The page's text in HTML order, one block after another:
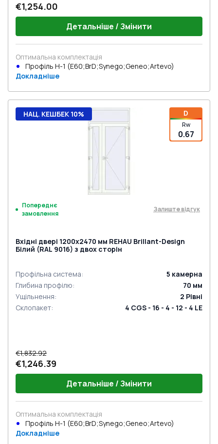
€1,254.00
Детальніше / Змінити
Оптимальна комплектація
Профіль Н-1 (E60;BrD;Synego;Geneo;Artevo)
Докладніше
D
Rw
0.67
НАЦ. КЕШБЕК 10%
Попереднє
замовлення
Залиште відгук
Вхідні двері 1200x2470 мм REHAU Brillant-Design
Білий (RAL 9016) з двох сторін
Профільна система: 5 камерна
Глибина профілю: 70 мм
Ущільнення: 2 Рівні
Склопакет: 4 CGS - 16 - 4 - 12 - 4 LE
€1,832.92
€1,246.39
Детальніше / Змінити
Оптимальна комплектація
Профіль Н-1 (E60;BrD;Synego;Geneo;Artevo)
Докладніше